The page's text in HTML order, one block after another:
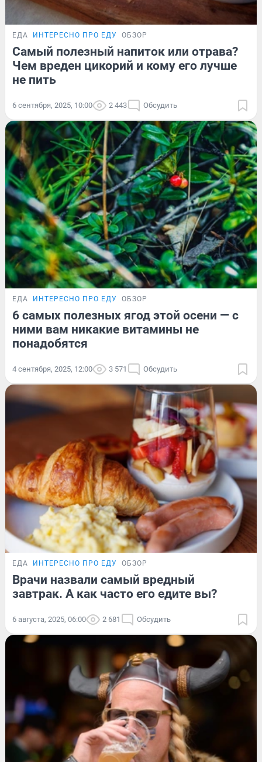
ЕДА ИНТЕРЕСНО ПРО ЕДУ ОБЗОР
Самый полезный напиток или отрава?
Чем вреден цикорий и кому его лучше
не пить
6 сентября, 2025, 10:00 2 443 Обсудить
ЕДА ИНТЕРЕСНО ПРО ЕДУ ОБЗОР
6 самых полезных ягод этой осени — с
ними вам никакие витамины не
понадобятся
4 сентября, 2025, 12:00 3 571 Обсудить
ЕДА ИНТЕРЕСНО ПРО ЕДУ ОБЗОР
Врачи назвали самый вредный
завтрак. А как часто его едите вы?
6 августа, 2025, 06:00 2 681 Обсудить